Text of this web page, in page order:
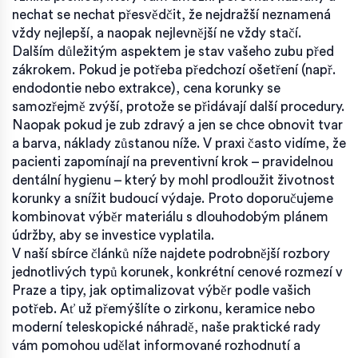
nechat se nechat přesvědčit, že nejdražší neznamená
vždy nejlepší, a naopak nejlevnější ne vždy stačí.
Dalším důležitým aspektem je stav vašeho zubu před
zákrokem. Pokud je potřeba předchozí ošetření (např.
endodontie nebo extrakce), cena korunky se
samozřejmě zvýší, protože se přidávají další procedury.
Naopak pokud je zub zdravý a jen se chce obnovit tvar
a barva, náklady zůstanou níže. V praxi často vidíme, že
pacienti zapomínají na preventivní krok – pravidelnou
dentální hygienu – který by mohl prodloužit životnost
korunky a snížit budoucí výdaje. Proto doporučujeme
kombinovat výběr materiálu s dlouhodobým plánem
údržby, aby se investice vyplatila.
V naší sbírce článků níže najdete podrobnější rozbory
jednotlivých typů korunek, konkrétní cenové rozmezí v
Praze a tipy, jak optimalizovat výběr podle vašich
potřeb. Ať už přemýšlíte o zirkonu, keramice nebo
moderní teleskopické náhradě, naše praktické rady
vám pomohou udělat informované rozhodnutí a